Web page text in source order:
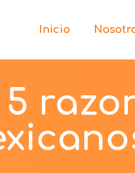
Inicio
5